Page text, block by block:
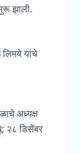
झाली.
लिमये यांचे
अध्यक्ष
२८ डिसेंबर